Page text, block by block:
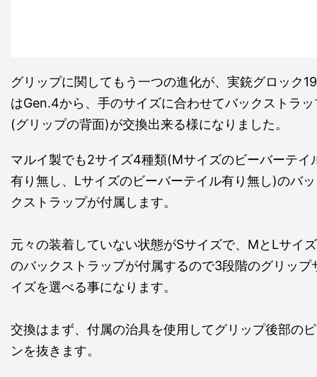
グリップに関してもう一つの進化が、実銃グロック19
はGen.4から、手のサイズに合わせてバックストラッ
(グリップの背面)が交換出来る様になりました。
マルイ製でも2サイズ4種類(Mサイズのビーバーテイ
有り無し、Lサイズのビーバーテイル有り無し)のバッ
クストラップが付属します。
元々の装着していない状態がSサイズで、MとLサイズ
のバックストラップが付属するので3段階のグリップ
イズを選べる事になります。
交換はまず、付属の治具を使用してグリップ後部のピ
ンを抜きます。